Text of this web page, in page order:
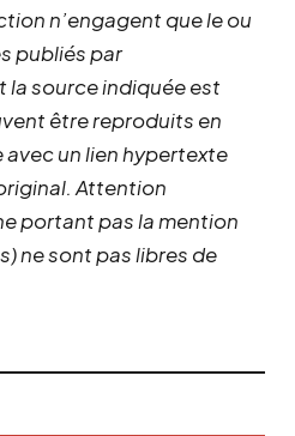
n’engagent que le ou
publiés par
la source indiquée est
être reproduits en
un lien hypertexte
Attention
portant pas la mention
ne sont pas libres de